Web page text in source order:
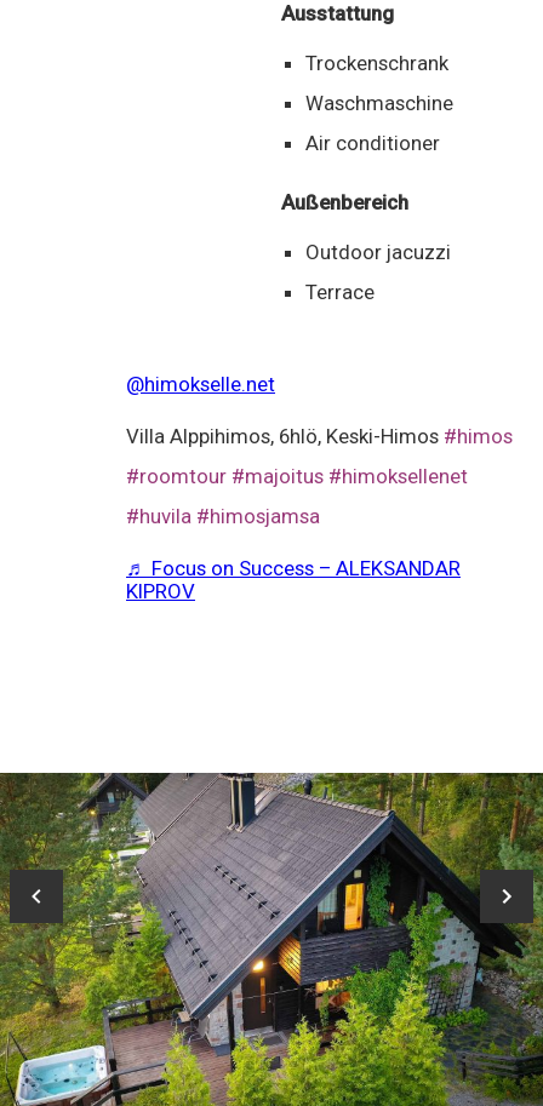
Ausstattung
Trockenschrank
Waschmaschine
Air conditioner
Außenbereich
Outdoor jacuzzi
Terrace
@himokselle.net
Villa Alppihimos, 6hlö, Keski-Himos #himos
#roomtour #majoitus #himoksellenet
#huvila #himosjamsa
♬ Focus on Success – ALEKSANDAR
KIPROV